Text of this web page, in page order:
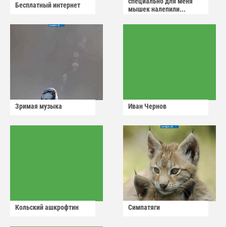
Бесплатный интернет
мышек налепили...
Зримая музыка Иван Чернов
Кольский ашкрофтин Симпатяги